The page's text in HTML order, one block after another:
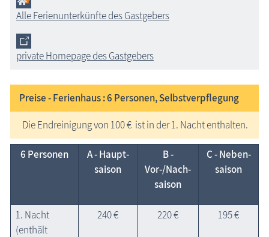
Alle Ferienunterkünfte des Gastgebers
private Homepage des Gastgebers
Preise - Ferienhaus : 6 Personen, Selbstverpflegung
Die Endreinigung von 100 € ist in der 1. Nacht enthalten.
6 Personen
A - Haupt­
saison
B -
Vor-/Nach­
saison
C - Neben­
saison
1. Nacht
(enthält
240 € 220 € 195 €